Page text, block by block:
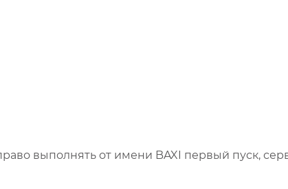
выполнять от имени BAXI первый пуск,